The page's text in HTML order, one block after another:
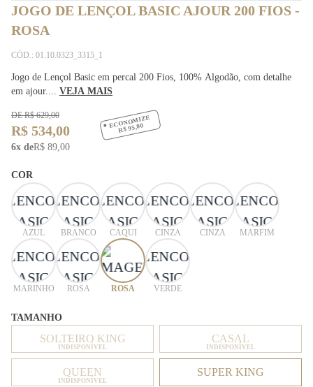
JOGO DE LENÇOL BASIC AJOUR 200 FIOS -
ROSA
CÓD.: 01.10.0323_3315_1
Jogo de Lençol Basic em percal 200 Fios, 100% Algodão, com detalhe
em ajour.... VEJA MAIS
DE R$ 629,00
R$ 534,00
6x deR$ 89,00
ECONOMIZE
R$ 95,00
COR
AZUL BRANCO CAQUI CINZA CINZA MARFIM
MARINHO ROSA ROSA VERDE
TAMANHO
SOLTEIRO KING
INDISPONÍVEL
CASAL
INDISPONÍVEL
QUEEN
INDISPONÍVEL
SUPER KING